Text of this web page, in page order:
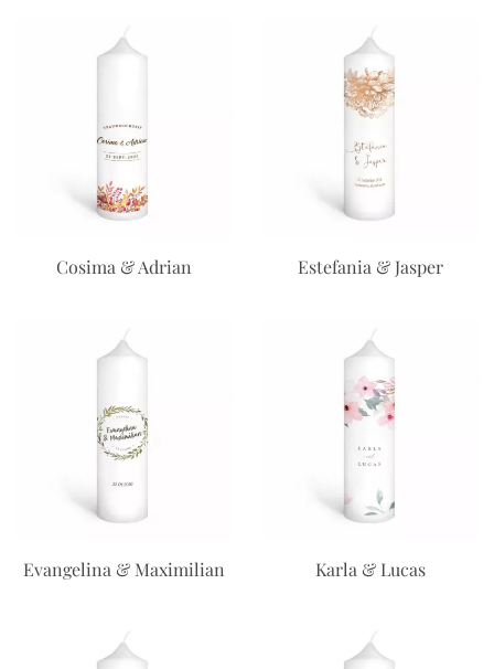
Cosima & Adrian Estefania & Jasper
Evangelina & Maximilian Karla & Lucas